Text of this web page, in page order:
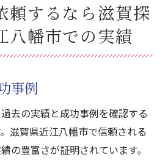
頼するなら滋賀探
八幡市での実績
事例
去の実績と成功事例を確認する
滋賀県近江八幡市で信頼される
の豊富さが証明されています。